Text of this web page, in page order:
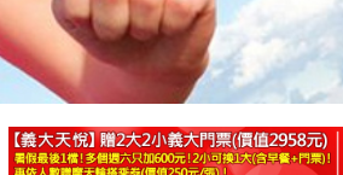
商家合作
推薦景點